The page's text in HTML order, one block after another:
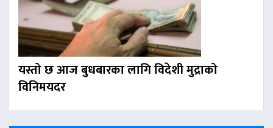
यस्तो छ आज बुधबारका लागि विदेशी मुद्राको
विनिमयदर